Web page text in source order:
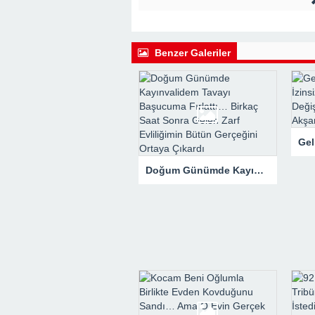
Kocam Beni Çocuksuz Diye
Şeyi Ortaya Çıkardı
Benzer Galeriler
Doğum Günümde Kayınvalidem Tavayı Başucuma Fırlattı… Birkaç Saat Sonra Gelen Zarf Evliliğimin Bütün Gerçeğini Ortaya Çıkardı